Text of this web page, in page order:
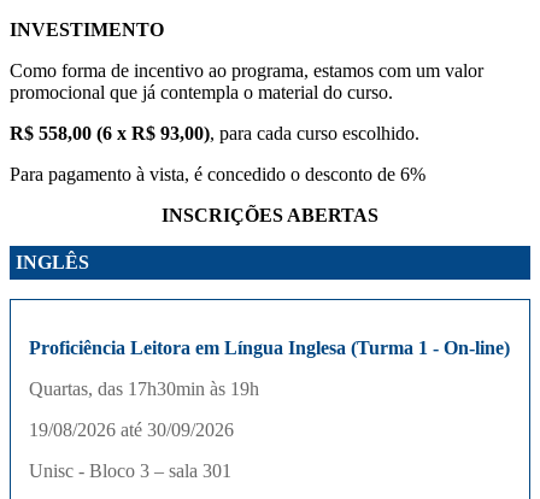
INVESTIMENTO
Como forma de incentivo ao programa, estamos com um valor
promocional que já contempla o material do curso.
R$ 558,00 (6 x R$ 93,00), para cada curso escolhido.
Para pagamento à vista, é concedido o desconto de 6%
INSCRIÇÕES ABERTAS
INGLÊS
Proficiência Leitora em Língua Inglesa (Turma 1 - On-line)
Quartas, das 17h30min às 19h
19/08/2026 até 30/09/2026
Unisc - Bloco 3 – sala 301